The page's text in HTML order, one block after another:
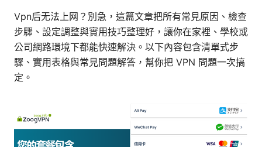
Vpn后无法上网？別急，這篇文章把所有常見原因、檢查
步驟、設定調整與實用技巧整理好，讓你在家裡、學校或
公司網路環境下都能快速解決。以下內容包含清單式步
驟、實用表格與常見問題解答，幫你把 VPN 問題一次搞
定。